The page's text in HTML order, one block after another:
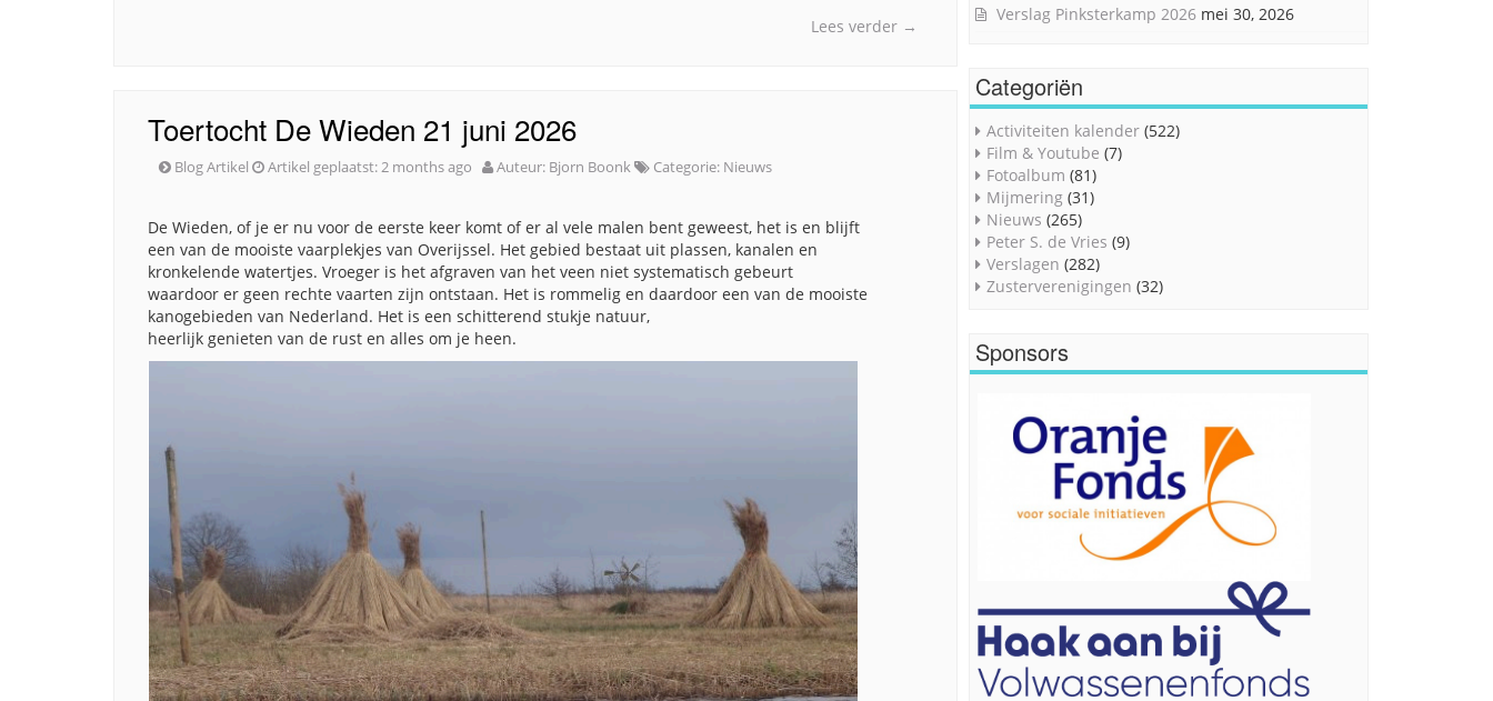
Lees verder →
Toertocht De Wieden 21 juni 2026
Blog Artikel Artikel geplaatst:2 months ago Auteur: Bjorn Boonk Categorie: Nieuws
De Wieden, of je er nu voor de eerste keer komt of er al vele malen bent geweest, het is en blijft
een van de mooiste vaarplekjes van Overijssel. Het gebied bestaat uit plassen, kanalen en
kronkelende watertjes. Vroeger is het afgraven van het veen niet systematisch gebeurt
waardoor er geen rechte vaarten zijn ontstaan. Het is rommelig en daardoor een van de mooiste
kanogebieden van Nederland. Het is een schitterend stukje natuur,
heerlijk genieten van de rust en alles om je heen.
Verslag Pinksterkamp 2026 mei 30, 2026
Categoriën
Activiteiten kalender (522)
Film & Youtube (7)
Fotoalbum (81)
Mijmering (31)
Nieuws (265)
Peter S. de Vries (9)
Verslagen (282)
Zusterverenigingen (32)
Sponsors